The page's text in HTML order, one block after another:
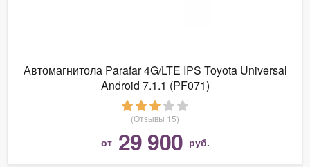
Автомагнитола Parafar 4G/LTE IPS Toyota Universal
Android 7.1.1 (PF071)
(Отзывы 15)
от 29 900 руб.